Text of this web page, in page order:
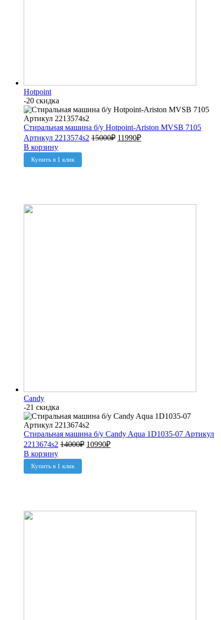
Hotpoint
-20 скидка
Стиральная машина б/у Hotpoint-Ariston MVSB 7105
Артикул 2213574s2 15000₽ 11990₽
В корзину
Купить в 1 клик
Candy
-21 скидка
Стиральная машина б/у Candy Aqua 1D1035-07 Артикул
2213674s2 14000₽ 10990₽
В корзину
Купить в 1 клик